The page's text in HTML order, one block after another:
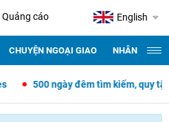
Quảng cáo English
CHUYỆN NGOẠI GIAO NHÂN
500 ngày đêm tìm kiếm, quy